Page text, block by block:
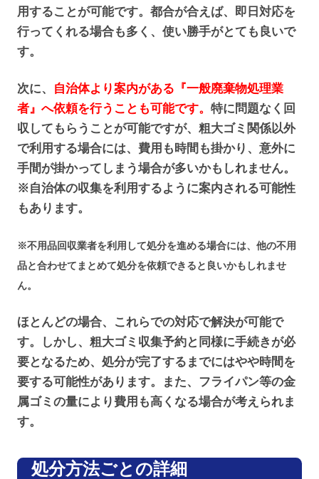
用することが可能です。都合が合えば、即日対応を
行ってくれる場合も多く、使い勝手がとても良いで
す。
次に、
自治体より案内がある『一般廃棄物処理業
者』へ依頼を行うことも可能です。 特に問題なく回
収してもらうことが可能ですが、粗大ゴミ関係以外
で利用する場合には、費用も時間も掛かり、意外に
手間が掛かってしまう場合が多いかもしれません。
※自治体の収集を利用するように案内される可能性
もあります。
※不用品回収業者を利用して処分を進める場合には、他の不用
品と合わせてまとめて処分を依頼できると良いかもしれませ
ん。
ほとんどの場合、これらでの対応で解決が可能で
す。しかし、粗大ゴミ収集予約と同様に手続きが必
要となるため、処分が完了するまでにはやや時間を
要する可能性があります。また、フライパン等の金
属ゴミの量により費用も高くなる場合が考えられま
す。
処分方法ごとの詳細